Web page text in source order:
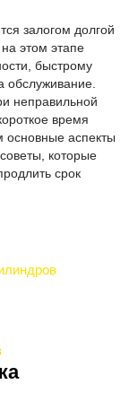
залогом долгой
этом этапе
быстрому
обслуживание.
неправильной
время
основные аспекты
которые
срок